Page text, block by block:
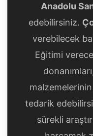
Anadolu
edebilirsiniz.
verebilecek
Eğitimi
tedarik
sürekli